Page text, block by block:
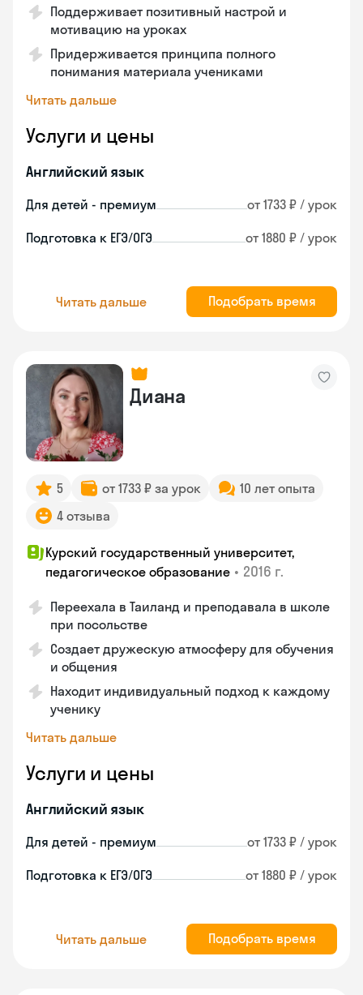
Поддерживает позитивный настрой и
мотивацию на уроках
Придерживается принципа полного
понимания материала учениками
Читать дальше
Услуги и цены
Английский язык
Для детей - премиум от 1733 ₽ / урок
Подготовка к ЕГЭ/ОГЭ от 1880 ₽ / урок
Читать дальше Подобрать время
Диана
5 от 1733 ₽ за урок
10 лет опыта
4 отзыва
Курский государственный университет,
педагогическое образование • 2016 г.
Переехала в Таиланд и преподавала в школе
при посольстве
Создает дружескую атмосферу для обучения
и общения
Находит индивидуальный подход к каждому
ученику
Читать дальше
Услуги и цены
Английский язык
Для детей - премиум от 1733 ₽ / урок
Подготовка к ЕГЭ/ОГЭ от 1880 ₽ / урок
Читать дальше Подобрать время